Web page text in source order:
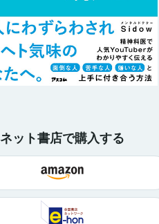
ネット書店で購入する